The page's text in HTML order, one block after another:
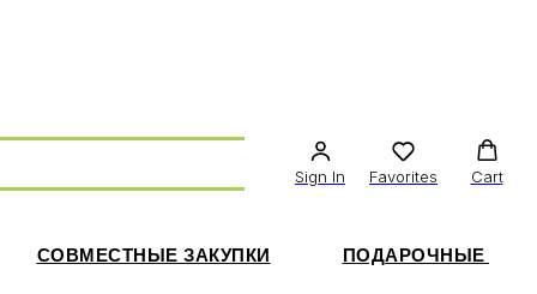
Sign In Favorites Cart
СОВМЕСТНЫЕ ЗАКУПКИ ПОДАРОЧНЫЕ